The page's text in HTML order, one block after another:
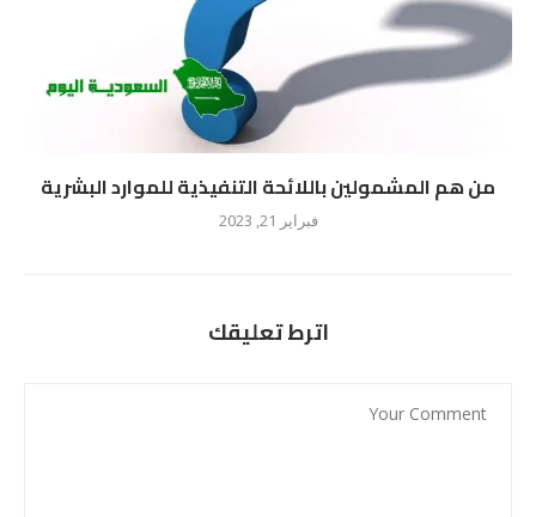
من هم المشمولين باللائحة التنفيذية للموارد البشرية
فبراير 21, 2023
اترط تعليقك